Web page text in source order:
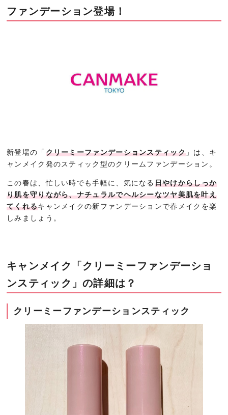
ファンデーション登場！
新登場の「 クリーミーファンデーションスティック」は、キ
ャンメイク発のスティック型のクリームファンデーション。
この春は、忙しい時でも手軽に、気になる 日やけからしっか
り肌を守りながら、ナチュラルでヘルシーなツヤ美肌を叶え
てくれるキャンメイクの新ファンデーションで春メイクを楽
しみましょう。
キャンメイク「クリーミーファンデーショ
ンスティック」の詳細は？
クリーミーファンデーションスティック